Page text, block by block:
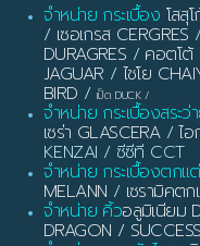
จำหน่าย กระเบื้อง โสสุ
/ เซอเกรส CERGRES /
DURAGRES / คอตโต้
JAGUAR / ไชโย
BIRD / เป็ด DUCK /
จำหน่าย กระเบื้องสระว่
เซร่า GLASCERA/ไอ
KENZAI / ซีซีที CCT
จำหน่าย กระเบื้องตกแ
MELANN / เซรามิคต
จำหน่าย คิ้วอลูมิเนียม
DRAGON /